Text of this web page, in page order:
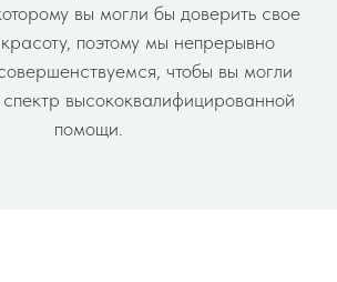
вы могли бы доверить свое
поэтому мы непрерывно
чтобы вы могли
спектр высококвалифицированной
помощи.